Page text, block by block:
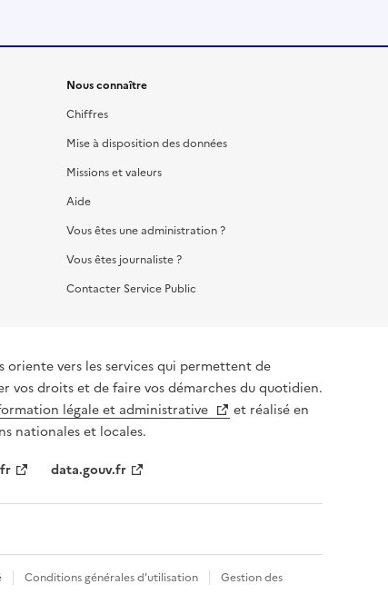
Nous connaître
Chiffres
Mise à disposition des données
Missions et valeurs
Aide
Vous êtes une administration ?
Vous êtes journaliste ?
Contacter Service Public
oriente vers les services qui permettent de
vos droits et de faire vos démarches du quotidien.
légale et administrative
et réalisé en
nationales et locales.
data.gouv.fr
Conditions générales d'utilisation
Gestion des